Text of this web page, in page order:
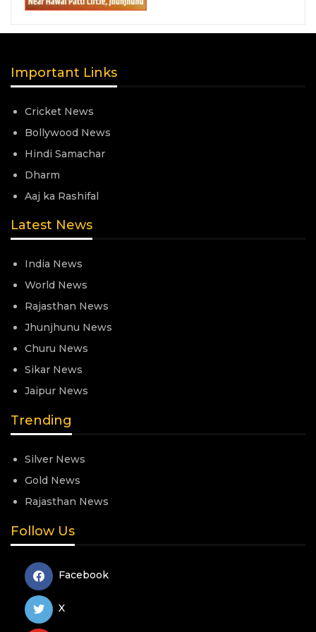
Important Links
Cricket News
Bollywood News
Hindi Samachar
Dharm
Aaj ka Rashifal
Latest News
India News
World News
Rajasthan News
Jhunjhunu News
Churu News
Sikar News
Jaipur News
Trending
Silver News
Gold News
Rajasthan News
Follow Us
Facebook
X